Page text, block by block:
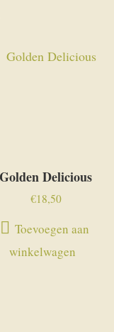
Golden Delicious
€18,50
Toevoegen aan
winkelwagen